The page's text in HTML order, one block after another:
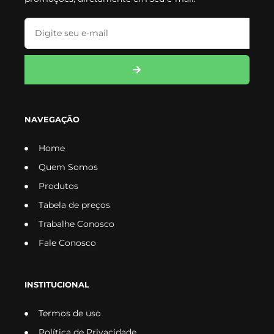
NAVEGAÇÃO
Home
Quem Somos
Produtos
Tabela de preços
Trabalhe Conosco
Fale Conosco
INSTITUCIONAL
Termos de uso